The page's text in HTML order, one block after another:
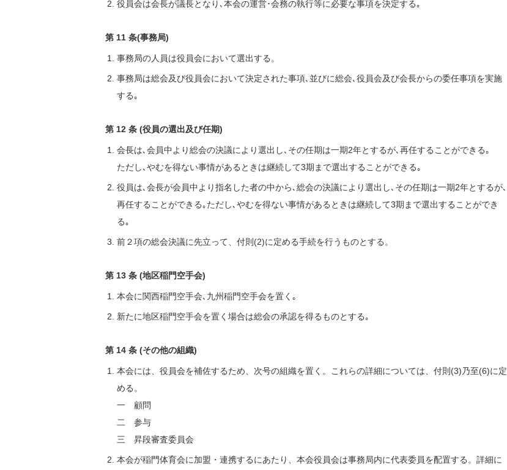
役員会は会長が議長となり､本会の運営･会務の執行等に必要な事項を決定する｡
第 11 条(事務局)
事務局の人員は役員会において選出する。
事務局は総会及び役員会において決定された事項､並びに総会､役員会及び会長からの委任事項を実施
する｡
第 12 条 (役員の選出及び任期)
会長は､会員中より総会の決議により選出し､その任期は一期2年とするが､再任することができる｡
ただし､やむを得ない事情があるときは継続して3期まで選出することができる｡
役員は､会長が会員中より指名した者の中から､総会の決議により選出し､その任期は一期2年とするが､
再任することができる｡ただし､やむを得ない事情があるときは継続して3期まで選出することができ
る｡
前２項の総会決議に先立って、付則(2)に定める手続を行うものとする。
第 13 条 (地区稲門空手会)
本会に関西稲門空手会､九州稲門空手会を置く｡
新たに地区稲門空手会を置く場合は総会の承認を得るものとする｡
第 14 条 (その他の組織)
本会には、役員会を補佐するため、次号の組織を置く。これらの詳細については、付則(3)乃至(6)に定
める。
一 顧問
二 参与
三 昇段審査委員会
本会が稲門体育会に加盟・連携するにあたり、本会役員会は事務局内に代表委員を配置する。詳細に